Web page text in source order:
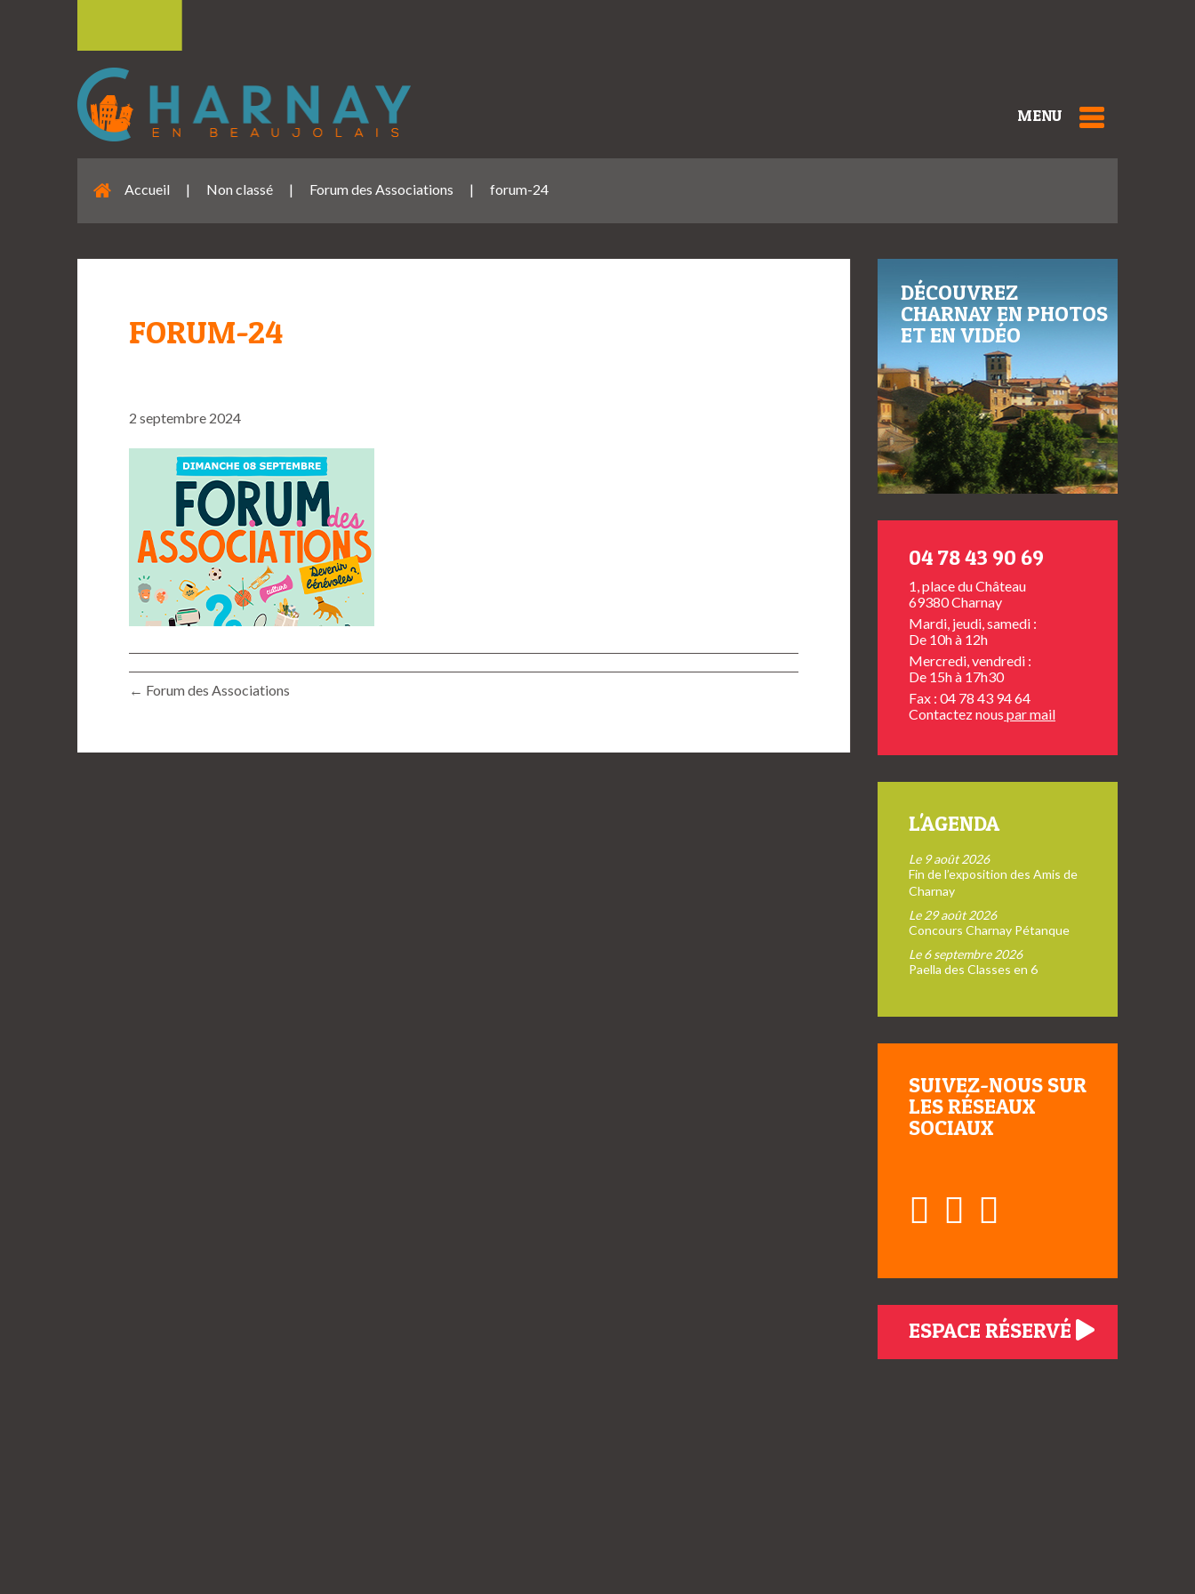
MENU
Accueil | Non classé | Forum des Associations | forum-24
FORUM-24
2 septembre 2024
← Forum des Associations
DÉCOUVREZ
CHARNAY EN PHOTOS
ET EN VIDÉO
04 78 43 90 69
1, place du Château
69380 Charnay
Mardi, jeudi, samedi :
De 10h à 12h
Mercredi, vendredi :
De 15h à 17h30
Fax : 04 78 43 94 64
Contactez nous par mail
L'AGENDA
Le 9 août 2026
Fin de l’exposition des Amis de
Charnay
Le 29 août 2026
Concours Charnay Pétanque
Le 6 septembre 2026
Paella des Classes en 6
SUIVEZ-NOUS SUR
LES RÉSEAUX
SOCIAUX
ESPACE RÉSERVÉ